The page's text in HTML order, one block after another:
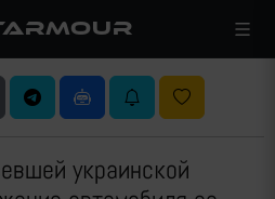
украинской